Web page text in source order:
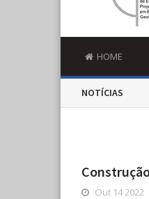
HOME
NOTÍCIAS
Out 14 2022